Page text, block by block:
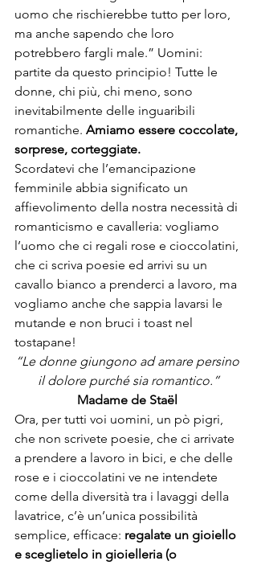
uomo che rischierebbe tutto per loro,
ma anche sapendo che loro
potrebbero fargli male.” Uomini:
partite da questo principio! Tutte le
donne, chi più, chi meno, sono
inevitabilmente delle inguaribili
romantiche. Amiamo essere coccolate,
sorprese, corteggiate.
Scordatevi che l’emancipazione
femminile abbia significato un
affievolimento della nostra necessità di
romanticismo e cavalleria: vogliamo
l’uomo che ci regali rose e cioccolatini,
che ci scriva poesie ed arrivi su un
cavallo bianco a prenderci a lavoro, ma
vogliamo anche che sappia lavarsi le
mutande e non bruci i toast nel
tostapane!
“Le donne giungono ad amare persino
il dolore purché sia romantico.”
Madame de Staël
Ora, per tutti voi uomini, un pò pigri,
che non scrivete poesie, che ci arrivate
a prendere a lavoro in bici, e che delle
rose e i cioccolatini ve ne intendete
come della diversità tra i lavaggi della
lavatrice, c’è un’unica possibilità
semplice, efficace: regalate un gioiello
e sceglietelo in gioielleria (o